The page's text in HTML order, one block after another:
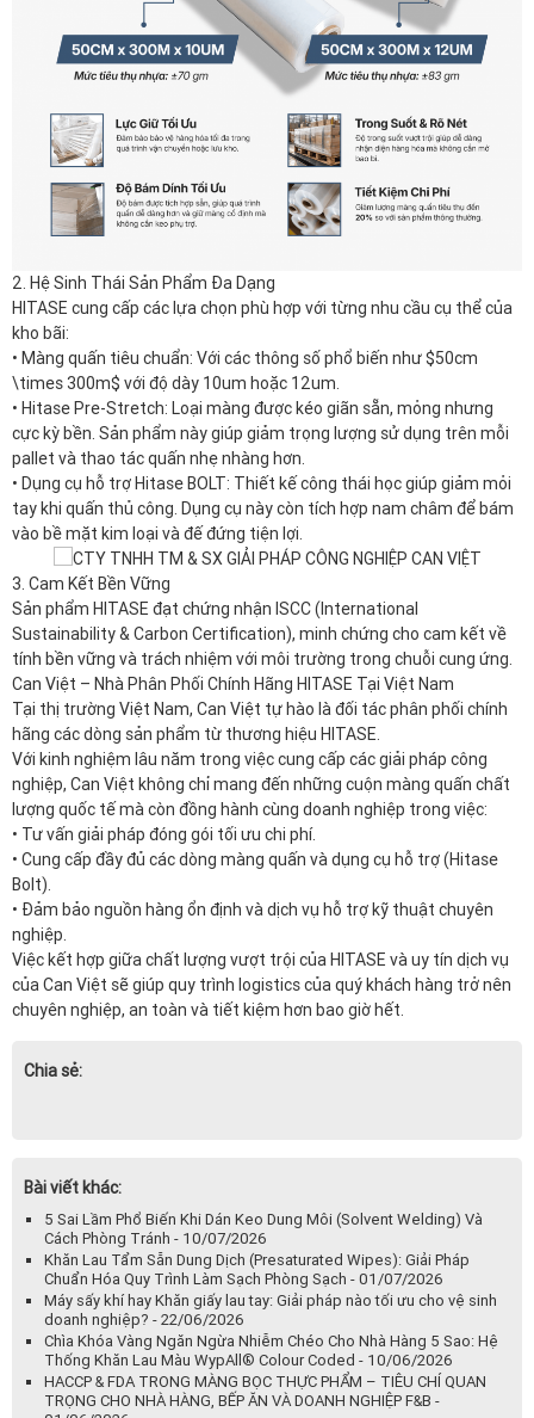
2. Hệ Sinh Thái Sản Phẩm Đa Dạng
HITASE cung cấp các lựa chọn phù hợp với từng nhu cầu cụ thể của
kho bãi:
• Màng quấn tiêu chuẩn: Với các thông số phổ biến như $50cm
\times 300m$ với độ dày 10um hoặc 12um.
• Hitase Pre-Stretch: Loại màng được kéo giãn sẵn, mỏng nhưng
pallet và thao tác quấn nhẹ nhàng hơn.
• Dụng cụ hỗ trợ Hitase BOLT: Thiết kế công thái học giúp giảm mỏi
tay khi quấn thủ công. Dụng cụ này còn tích hợp nam châm để bám
vào bề mặt kim loại và đế đứng tiện lợi.
3. Cam Kết Bền Vững
Sản phẩm HITASE đạt chứng nhận ISCC (International
Sustainability & Carbon Certification), minh chứng cho cam kết về
tính bền vững và trách nhiệm với môi trường trong chuỗi cung ứng.
Can Việt – Nhà Phân Phối Chính Hãng HITASE Tại Việt Nam
Tại thị trường Việt Nam, Can Việt tự hào là đối tác phân phối chính
hãng các dòng sản phẩm từ thương hiệu HITASE.
Với kinh nghiệm lâu năm trong việc cung cấp các giải pháp công
nghiệp, Can Việt không chỉ mang đến những cuộn màng quấn chất
lượng quốc tế mà còn đồng hành cùng doanh nghiệp trong việc:
• Tư vấn giải pháp đóng gói tối ưu chi phí.
• Cung cấp đầy đủ các dòng màng quấn và dụng cụ hỗ trợ (Hitase
Bolt).
• Đảm bảo nguồn hàng ổn định và dịch vụ hỗ trợ kỹ thuật chuyên
nghiệp.
Việc kết hợp giữa chất lượng vượt trội của HITASE và uy tín dịch vụ
của Can Việt sẽ giúp quy trình logistics của quý khách hàng trở nên
chuyên nghiệp, an toàn và tiết kiệm hơn bao giờ hết.
Chia sẻ:
Bài viết khác:
Cách Phòng Tránh - 10/07/2026
Thống Khăn Lau Màu WypAll® Colour Coded - 10/06/2026
HACCP & FDA TRONG MÀNG BỌC THỰC PHẨM – TIÊU CHÍ QUAN
TRỌNG CHO NHÀ HÀNG, BẾP ĂN VÀ DOANH NGHIỆP F&B -
01/06/2026
DEHA, DEHP, BPA là gì? Vì sao cần tránh trong màng bọc thực
phẩm? - 13/05/2026
Hạn sử dụng của màng bọc thực phẩm là bao lâu? Cách dùng đúng
để đảm bảo an toàn - 05/05/2026
Nhà phân phối độc quyền tại Việt Nam của Central Research
Laboratories (CRL) - 06/04/2026
Kiểm soát nhiệt độ và độ ẩm trong phòng sạch – Yếu tố quyết định
chất lượng sản xuất - 02/04/2026